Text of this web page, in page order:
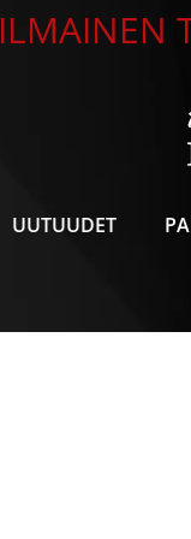
ILMAINEN
UUTUUDET